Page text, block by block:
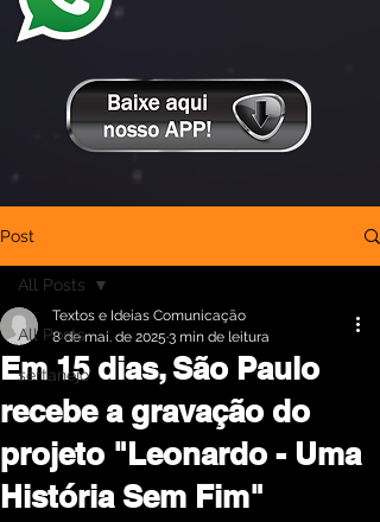
Post
All Posts
sertanejo
All Posts
Em 15 dias, São Paulo
recebe a gravação do
projeto "Leonardo - Uma
História Sem Fim"
Textos e Ideias Comunicação
8 de mai. de 2025 3 min de leitura